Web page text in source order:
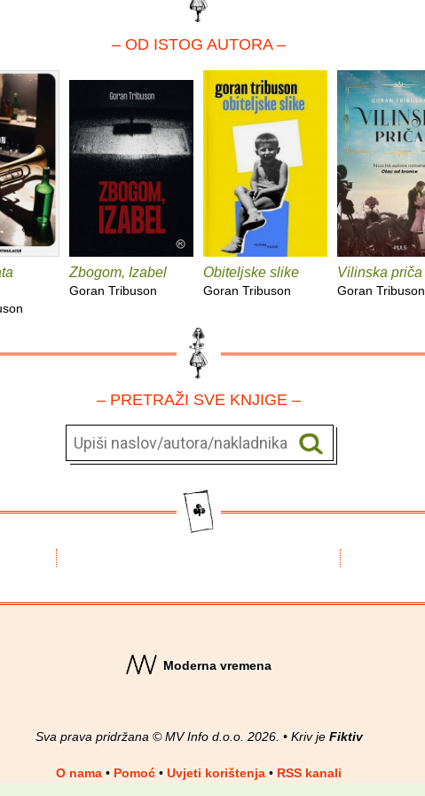
– OD ISTOG AUTORA –
Zbogom, Izabel
Goran Tribuson
Obiteljske slike
Goran Tribuson
Vilinska priča
Goran Tribuson
– PRETRAŽI SVE KNJIGE –
Moderna vremena
Sva prava pridržana © MV Info d.o.o. 2026. • Kriv je Fiktiv
O nama • Pomoć • Uvjeti korištenja • RSS kanali